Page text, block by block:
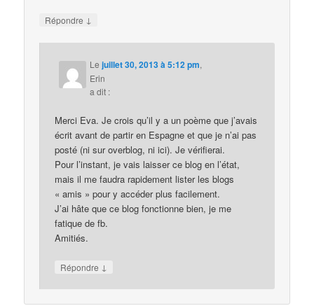
Répondre ↓
Lejuillet 30, 2013 à 5:12 pm,
Erin
a dit :
Merci Eva. Je crois qu’il y a un poème que j’avais
écrit avant de partir en Espagne et que je n’ai pas
posté (ni sur overblog, ni ici). Je vérifierai.
Pour l’instant, je vais laisser ce blog en l’état,
mais il me faudra rapidement lister les blogs
« amis » pour y accéder plus facilement.
J’ai hâte que ce blog fonctionne bien, je me
fatique de fb.
Amitiés.
Répondre ↓